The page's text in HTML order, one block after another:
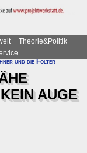
Theorie&Politik
und die Folter
AUGE